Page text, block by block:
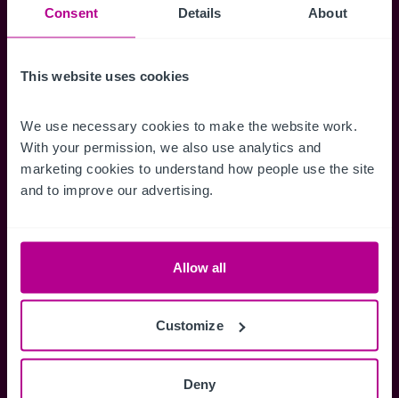
Consent Details About
This website uses cookies
We use necessary cookies to make the website work.
With your permission, we also use analytics and
marketing cookies to understand how people use the site
and to improve our advertising.
Allow all
Customize
Deny
erhalten.
Zugriff auf alle
Informationen
Erhalten Sie Zugriff auf alle
Speichern
zugreifen und
Anmelden
Sie haben bereits ein Konto?